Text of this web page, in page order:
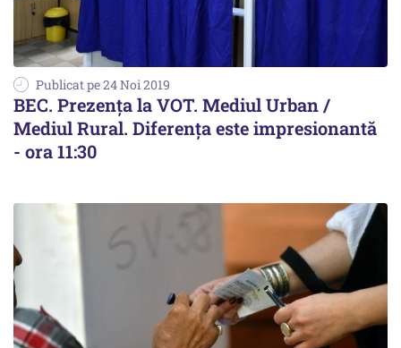
Publicat pe 24 Noi 2019
BEC. Prezența la VOT. Mediul Urban /
Mediul Rural. Diferența este impresionantă
- ora 11:30